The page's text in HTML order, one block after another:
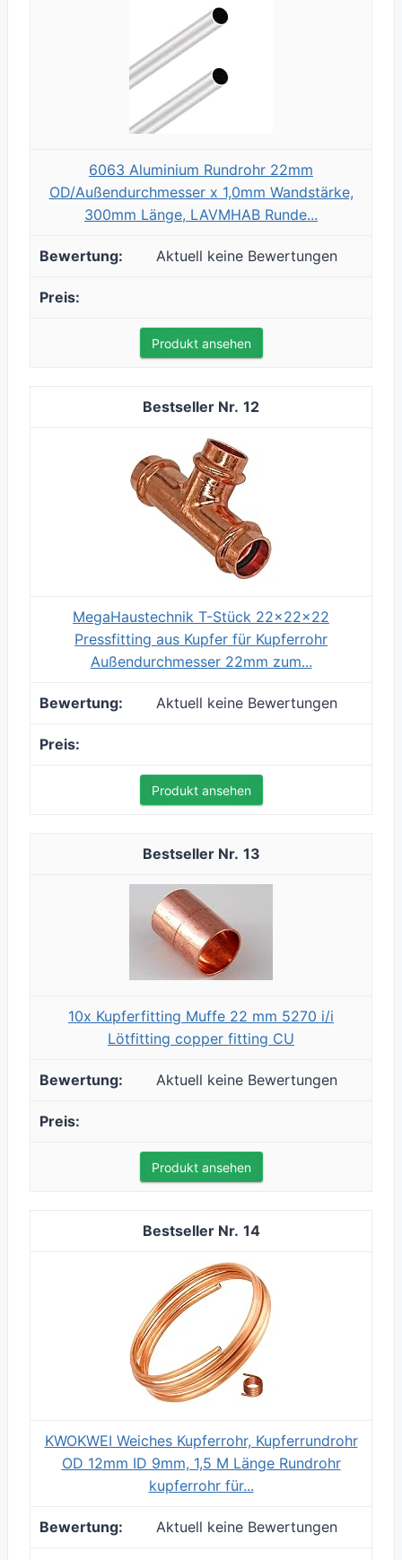
6063 Aluminium Rundrohr 22mm
OD/Außendurchmesser x 1,0mm Wandstärke,
300mm Länge, LAVMHAB Runde...
Aktuell keine Bewertungen
Produkt ansehen
12
MegaHaustechnik T-Stück 22x22x22
Pressfitting aus Kupfer für Kupferrohr
Außendurchmesser 22mm zum...
Aktuell keine Bewertungen
Produkt ansehen
13
10x Kupferfitting Muffe 22 mm 5270 i/i
Lötfitting copper fitting CU
Aktuell keine Bewertungen
Produkt ansehen
14
KWOKWEI Weiches Kupferrohr, Kupferrundrohr
OD 12mm ID 9mm, 1,5 M Länge Rundrohr
kupferrohr für...
Aktuell keine Bewertungen